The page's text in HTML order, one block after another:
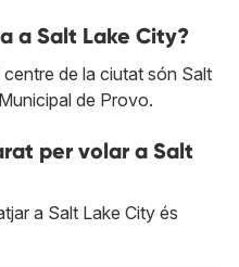
a Salt Lake City?
de la ciutat són Salt
de Provo.
per volar a Salt
a Salt Lake City és